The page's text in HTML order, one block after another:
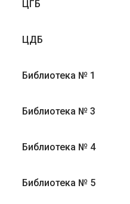
ЦГБ
ЦДБ
Библиотека № 1
Библиотека № 3
Библиотека № 4
Библиотека № 5